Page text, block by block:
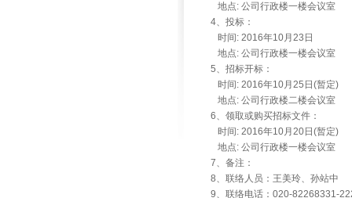
地点: 公司行政楼一楼会议室
4、投标：
时间 : 2016年10月 23 日
地点: 公司行政楼一楼会议室
5、招标开标：
时间 : 2016年10月 25 日 (暂定)
地点: 公司行政楼二楼会议室
6、领取或购买招标文件：
时间 : 2016年10月 20日 (暂定)
地点: 公司行政楼一楼会议室
7、备注：
8、联络人员：王美玲、孙站中
9、联络电话： 020-82268331-